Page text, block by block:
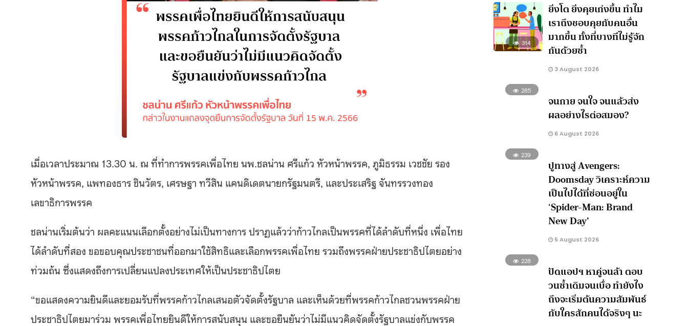
เมื่อเวลาประมาณ 13.30 น. ณ ที่ทำการพรรคเพื่อไทย นพ.ชลน่าน ศรีแก้ว หัวหน้าพรรค, ภูมิธรรม เวชชัย รอง
หัวหน้าพรรค, แพทองธาร ชินวัตร, เศรษฐา ทวีสิน แคนดิเดตนายกรัฐมนตรี, และประเสริฐ จันทรรวงทอง
เลขาธิการพรรค
ชลน่านเริ่มต้นว่า ผลคะแนนเลือกตั้งอย่างไม่เป็นทางการ ปราฏแล้วว่าก้าวไกลเป็นพรรคที่ได้ลำดับที่หนึ่ง เพื่อไทย
ได้ลำดับที่สอง ขอขอบคุณประชาชนที่ออกมาใช้สิทธิและเลือกพรรคเพื่อไทย รวมถึงพรรคฝ่ายประชาธิปไตยอย่าง
ท่วมถ้น ซึ่งแสดงถึงการเปลี่ยนแปลงประเทศให้เป็นประชาธิปไตย
“ขอแสดงความยินดีและยอมรับที่พรรคก้าวไกลเสนอตัวจัดตั้งรัฐบาล และเห็นด้วยที่พรรคก้าวไกลชวนพรรคฝ่าย
ประชาธิปไตยมาร่วม พรรคเพื่อไทยยินดีให้การสนับสนุน และขอยืนยันว่าไม่มีแนวคิดจัดตั้งรัฐบาลแข่งกับพรรค
314
ยิ่งโต ยิ่งคุยเก่งขึ้น ทำไม
เราถึงชอบคุยกับคนอื่น
มากขึ้น ทั้งที่บางทีไม่รู้จัก
กันด้วยซ้ำ
3 August 2026
285
จนกาย จนใจ จนแล้วส่ง
ผลอย่างไรต่อสมอง?
6 August 2026
239
ปูทางสู่ Avengers:
Doomsday วิเคราะห์ความ
เป็นไปได้ที่ซ่อนอยู่ใน
‘Spider-Man: Brand
New Day’
5 August 2026
228
ปัดแอปฯ หาคู่จนล้า ตอบ
วนซ้ำเดิมจนเบื่อ ทำยังไง
ถึงจะเริ่มต้นความสัมพันธ์
กับใครสักคนได้จริงๆ นะ